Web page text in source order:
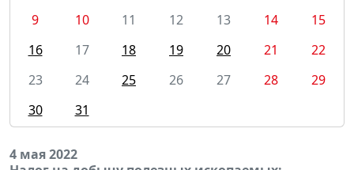
9
10 11 12 13 14
15
16
17 18 19 20 21
22
23
24 25 26 27 28
29
30
31
4 мая 2022